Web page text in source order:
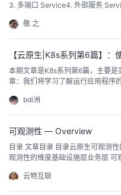
敬 之
【云原生|K8s系列第6篇】：
本期文章是K8s系列第6篇，主要
章：我们将学习了解运行应用程序
bdi洲
可观测性 — Overview
目录 文章目录 目录云原生可观测性的背景云原生可观测性与传统监控的区别可
观测性的维度基础设施层业务层 可观测性系统的技术栈可观测性的数据结构类
云物互联